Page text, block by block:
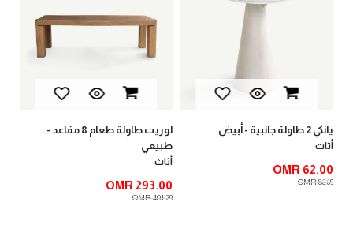
يانكي 2 طاولة جانبية - أبيض
أثاث
OMR 62.00
OMR 86.69
لوريت طاولة طعام 8 مقاعد -
طبيعي
أثاث
OMR 293.00
OMR 401.29